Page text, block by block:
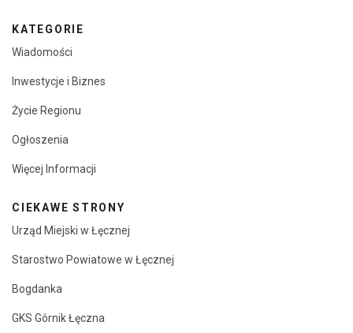
KATEGORIE
Wiadomości
Inwestycje i Biznes
Życie Regionu
Ogłoszenia
Więcej Informacji
CIEKAWE STRONY
Urząd Miejski w Łęcznej
Starostwo Powiatowe w Łęcznej
Bogdanka
GKS Górnik Łęczna